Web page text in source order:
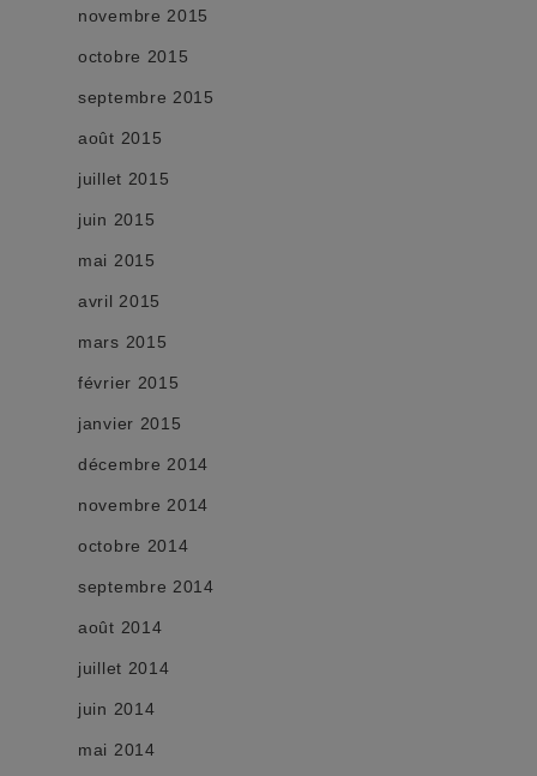
novembre 2015
octobre 2015
septembre 2015
août 2015
juillet 2015
juin 2015
mai 2015
avril 2015
mars 2015
février 2015
janvier 2015
décembre 2014
novembre 2014
octobre 2014
septembre 2014
août 2014
juillet 2014
juin 2014
mai 2014